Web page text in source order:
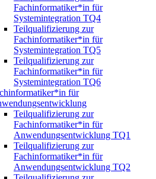
Fachinformatiker*in für
Systemintegration TQ4
Teilqualifizierung zur
Fachinformatiker*in für
Systemintegration TQ5
Teilqualifizierung zur
Fachinformatiker*in für
Systemintegration TQ6
für
Teilqualifizierung zur
Fachinformatiker*in für
Anwendungsentwicklung TQ1
Teilqualifizierung zur
Fachinformatiker*in für
Anwendungsentwicklung TQ2